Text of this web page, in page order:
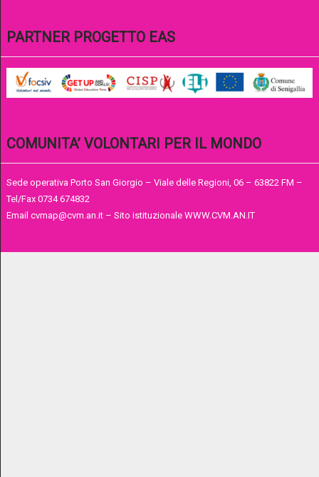
PARTNER PROGETTO EAS
COMUNITA’ VOLONTARI PER IL MONDO
Sede operativa Porto San Giorgio – Viale delle Regioni, 06 – 63822 FM –
Tel/Fax 0734 674832
Email cvmap@cvm.an.it – Sito istituzionale WWW.CVM.AN.IT